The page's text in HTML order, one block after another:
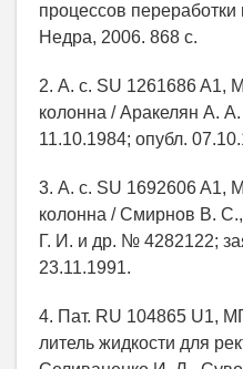
процессов
Недра, 2006. 868 с.
2. А. с. SU 1261686 A1,
колонна / Аракелян А.
11.10.1984; опубл.
3. А. с. SU 1692606 A1,
колонна / Смирнов В.
Г. И. и др. № 4282122;
23.11.1991.
4. Пат. RU 104865 U1,
литель жидкости для